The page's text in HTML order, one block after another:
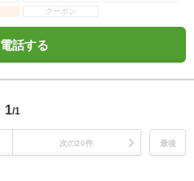
クーポン
電話する
1/1
次の20件 最後